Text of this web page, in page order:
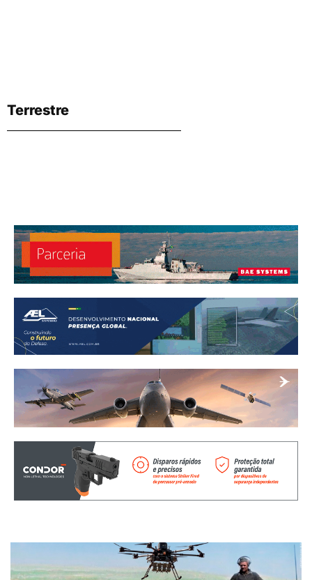
Terrestre